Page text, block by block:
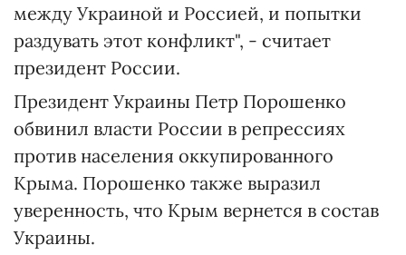
между Украиной и Россией, и попытки
раздувать этот конфликт", - считает
президент России.
Президент Украины Петр Порошенко
обвинил власти России в репрессиях
против населения оккупированного
Крыма. Порошенко также выразил
уверенность, что Крым вернется в состав
Украины.